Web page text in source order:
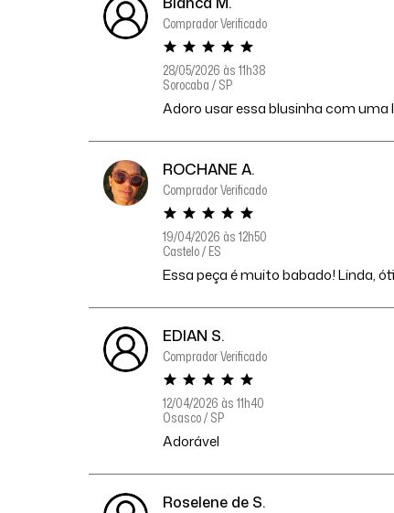
Comprador Verificado
28/05/2026 às 11h38
Sorocaba / SP
Adoro usar essa blusinha com uma
ROCHANE A.
Comprador Verificado
19/04/2026 às 12h50
Castelo / ES
Essa peça é muito babado! Linda,
EDIAN S.
Comprador Verificado
12/04/2026 às 11h40
Osasco / SP
Adorável
Roselene de S.